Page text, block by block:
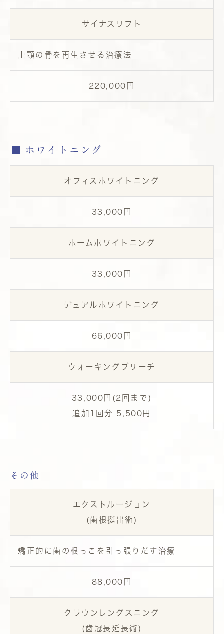
サイナスリフト
上顎の骨を再生させる治療法
220,000円
ホワイトニング
オフィスホワイトニング
33,000円
ホームホワイトニング
33,000円
デュアルホワイトニング
66,000円
ウォーキングブリーチ
33,000円(2回まで)
追加1回分 5,500円
その他
エクストルージョン
(歯根挺出術)
矯正的に歯の根っこを引っ張りだす治療
88,000円
クラウンレングスニング
(歯冠長延長術)